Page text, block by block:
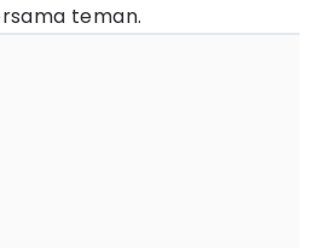
teman.